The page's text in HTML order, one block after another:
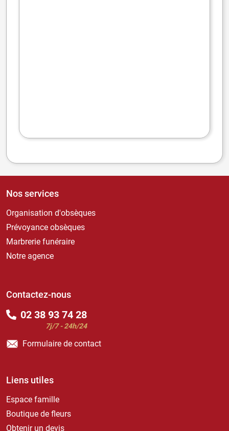
Nos services
Organisation d'obsèques
Prévoyance obsèques
Marbrerie funéraire
Notre agence
Contactez-nous
02 38 93 74 28
7j/7 - 24h/24
Formulaire de contact
Liens utiles
Espace famille
Boutique de fleurs
Obtenir un devis